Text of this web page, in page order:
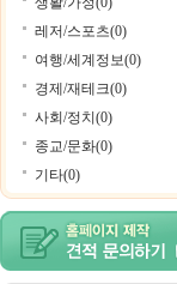
레저/스포츠(0)
여행/세계정보(0)
경제/재테크(0)
사회/정치(0)
종교/문화(0)
기타(0)